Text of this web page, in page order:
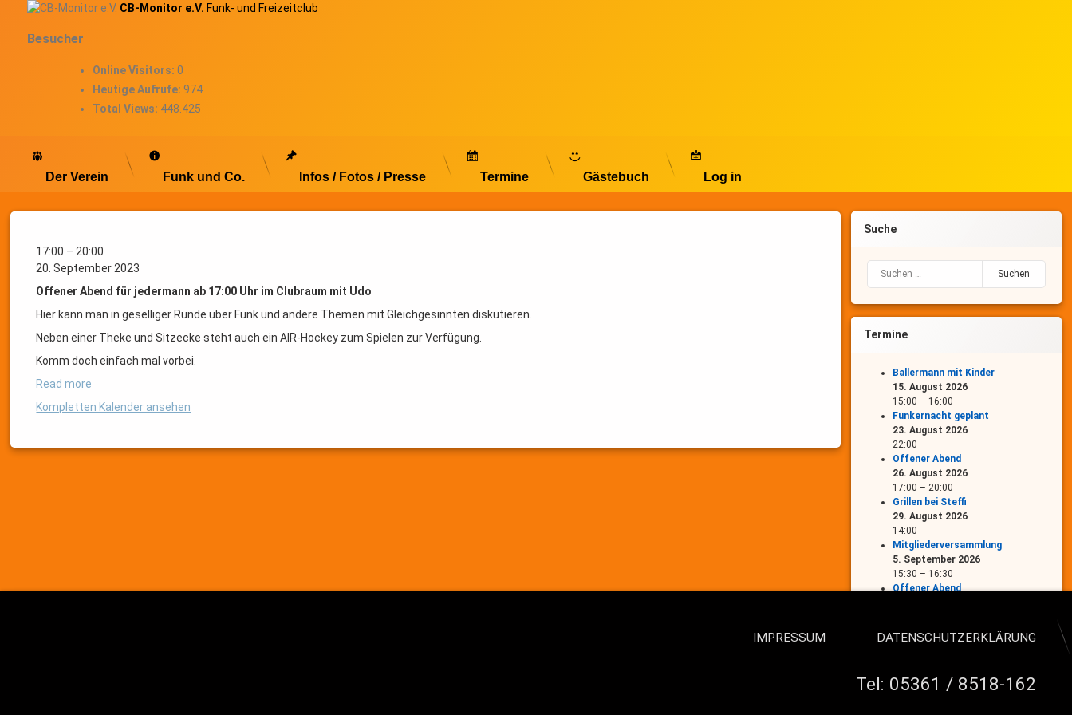
content
CB-Monitor e.V. Funk- und Freizeitclub
Besucher
Online Visitors: 0
Heutige Aufrufe: 974
Total Views: 448.425
Der Verein Funk und Co. Infos / Fotos / Presse Termine Gästebuch Log in
Abend
Offener
Abend
17:00 –20:00
20. September 2023
Offener Abend für jedermann ab 17:00 Uhr im Clubraum mit Udo
Hier kann man in geselliger Runde über Funk und andere Themen mit Gleichgesinnten diskutieren.
Neben einer Theke und Sitzecke steht auch ein AIR-Hockey zum Spielen zur Verfügung.
Komm doch einfach mal vorbei.
Read more
Kompletten Kalender ansehen
Suche
Suchen nach:
Termine
Ballermann mit Kinder
15. August 2026
15:00 – 16:00
Funkernacht geplant
23. August 2026
22:00
Offener Abend
26. August 2026
17:00 – 20:00
Grillen bei Steffi
29. August 2026
14:00
Mitgliederversammlung
5. September 2026
15:30 – 16:30
Offener Abend
Funkernacht geplant
7. Oktober 2026
IMPRESSUM DATENSCHUTZERKLÄRUNG
Tel: 05361 / 8518-162